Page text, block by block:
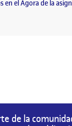
en el Ágora de la
de la